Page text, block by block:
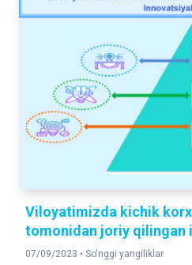
Viloyatimizda kichik
tomonidan joriy qilingan
07/09/2023 • So'nggi yangiliklar